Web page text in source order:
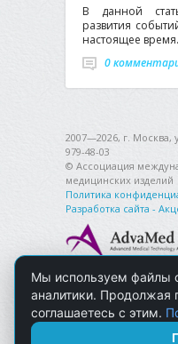
В данной
развития
настоящее время.
0
2007—2026, г. Москва,
979-48-03
© Ассоциация
медицинских изделий
Политика
Разработка сайта -
Мы используем файлы
аналитики. Продолжая
соглашаетесь с этим.